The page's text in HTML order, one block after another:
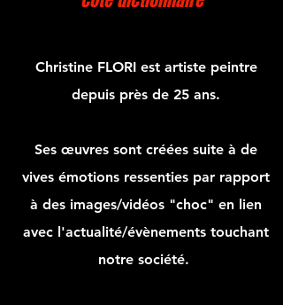
Christine FLORI est artiste peintre
depuis près de 25 ans.
Ses œuvres sont créées suite à de
vives émotions ressenties par rapport
à des images/vidéos "choc" en lien
avec l'actualité/évènements touchant
notre société.